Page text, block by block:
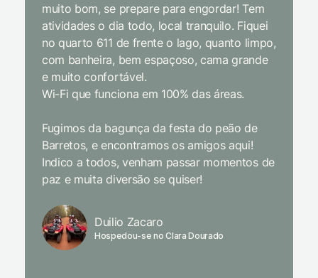
muito bom, se prepare para engordar! Tem
atividades o dia todo, local tranquilo. Fiquei
no quarto 611 de frente o lago, quanto limpo,
com banheira, bem espaçoso, cama grande
e muito confortável.
Wi-Fi que funciona em 100% das áreas.
Fugimos da bagunça da festa do peão de
Barretos, e encontramos os amigos aqui!
Indico a todos, venham passar momentos de
paz e muita diversão se quiser!
Duilio Zacaro
Hospedou-se no Clara Dourado